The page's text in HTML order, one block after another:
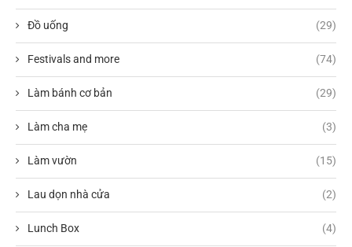
Đồ uống (29)
Festivals and more (74)
Làm bánh cơ bản (29)
Làm cha mẹ (3)
Làm vườn (15)
Lau dọn nhà cửa (2)
Lunch Box (4)